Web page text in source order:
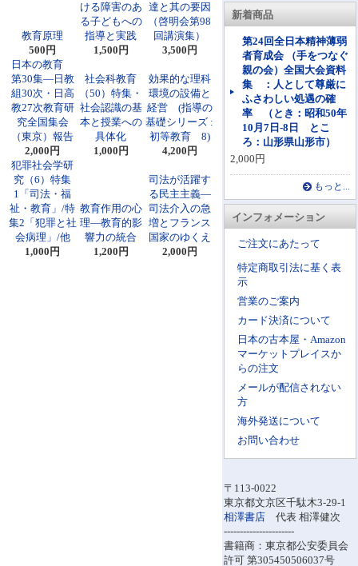
新着商品
第24回全日本精神薄弱
者育成会 （手をつなぐ
親の会）全国大会資料
集 ：人として尊厳に
ふさわしい処遇の確
率 （とき：昭和50年
10月7日-8日 とこ
ろ：山形県山形市）
2,000円
もっと...
インフォメーション
ご注文にあたって
特定商取引法に基く表
示
営業のご案内
カード決済について
日本の古本屋・Amazon
マーケットプレイスか
らの注文
メールが配信されない
方
海外発送について
お問い合わせ
〒113-0022
東京都文京区千駄木3-29-1
相澤書店 代表 相澤健次
----------------------
書籍商：東京都公安委員会
許可 第305450506037号
教育原理
500円
ける障害のあ
る子どもへの
指導と実践
1,500円
達と其の要因
（啓明会第98
回講演集）
3,500円
日本の教育
第30集―日教
組30次・日高
教27次教育研
究全国集会
（東京）報告
2,000円
社会科教育
（50）特集・
社会認識の基
本と授業への
具体化
1,000円
効果的な理科
環境の設備と
経営 (指導の
基礎シリーズ :
初等教育 8)
4,200円
犯罪社会学研
究（6）特集
1「司法・福
祉・教育」/特
集2「犯罪と社
会病理」/他
1,000円
教育作用の心
理―教育的影
響力の統合
1,200円
司法が活躍す
る民主主義―
司法介入の急
増とフランス
国家のゆくえ
2,000円